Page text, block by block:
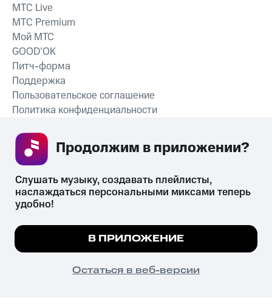
СКАЧАТЬ ПРИЛОЖЕНИЕ
MTС Live
MTС Premium
Мой МТС
GOOD’OK
Питч-форма
Поддержка
Пользовательское соглашение
Политика конфиденциальности
психотропных веществ, их аналогов причиняет вред здоровью,
их незаконный оборот запрещён и влечёт установленную
законодательством ответственность.
© 2026 ООО «КИОН».
Все права защищены
Мы используем куки, чтобы на сайте все
Подробнее
ПОНЯТНО
Слушать музыку, создавать плейлисты,
наслаждаться персональными миксами теперь
удобно!
В ПРИЛОЖЕНИЕ
Остаться в веб-версии